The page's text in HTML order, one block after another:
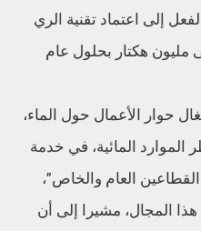
بالفعل إلى اعتماد تقنية الري
هكتار بحلول عام
حوار الأعمال حول الماء،
الموارد المائية، في خدمة
العام والخاص”،
المجال، مشيرا إلى أن